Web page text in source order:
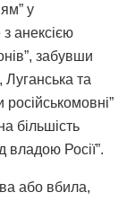
у
з анексією
забувши
та
більшість
владою Росії”.
або вбила,